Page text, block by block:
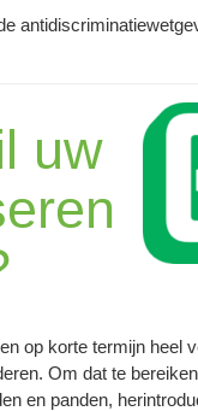
uw
op korte termijn heel
Om dat te
en panden,